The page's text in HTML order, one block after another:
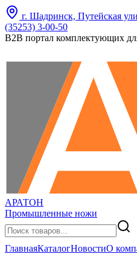
г. Шадринск, Путейская
(35253) 3-00-50
B2B портал комплектующих
АРАТОН
Промышленные ножи
ГлавнаяКаталогНовостиО